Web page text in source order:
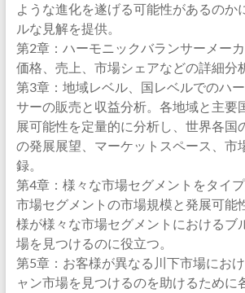
ような進化を遂げる可能性があるのか
ルな見解を提供。
第2章：ハーモニックバランサーメーカ
価格、売上、市場シェアなどの詳細分
第3章：地域レベル、国レベルでのハ
サーの販売と収益分析。各地域と主要
展可能性を定量的に分析し、世界各国
の発展展望、マーケットスペース、市
録。
第4章：様々な市場セグメントをタイ
市場セグメントの市場規模と発展可能
様が様々な市場セグメントにおけるブ
場を見つけるのに役立つ。
第5章：お客様が異なる川下市場にお
ャン市場を見つけるのを助けるために